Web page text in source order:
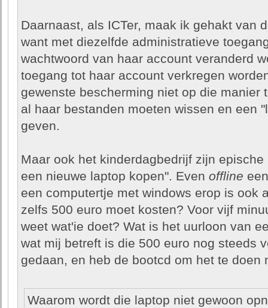
Daarnaast, als ICTer, maak ik gehakt van
want met diezelfde administratieve
wachtwoord van haar account veranderd
toegang tot haar account verkregen
gewenste bescherming niet op die manier
al haar bestanden moeten wissen en een
geven.
Maar ook het kinderdagbedrijf zijn
een nieuwe laptop kopen". Even offline
een computertje met windows erop is ook
zelfs 500 euro moet kosten? Voor vijf
weet wat'ie doet? Wat is het uurloon van
wat mij betreft is die 500 euro nog steeds
gedaan, en heb de bootcd om het te doen
Waarom wordt die laptop niet gewoon